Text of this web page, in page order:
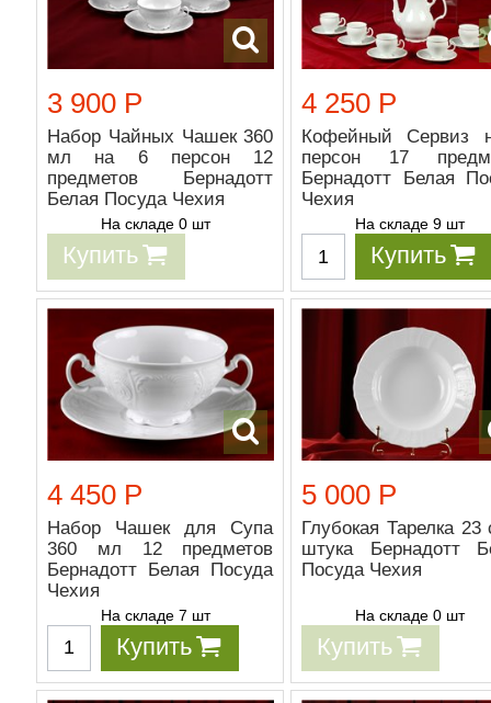
3 900 Р
Набор Чайных Чашек 360
мл на 6 персон 12
предметов Бернадотт
Белая Посуда Чехия
На складе 0 шт
Купить
4 250 Р
Кофейный Сервиз
персон 17
Бернадотт Белая
Чехия
На складе 9 шт
Купить
4 450 Р
Набор Чашек для Супа
360 мл 12 предметов
Бернадотт Белая Посуда
Чехия
На складе 7 шт
Купить
5 000 Р
Глубокая Тарелка
штука Бернадотт
Посуда Чехия
На складе 0 шт
Купить